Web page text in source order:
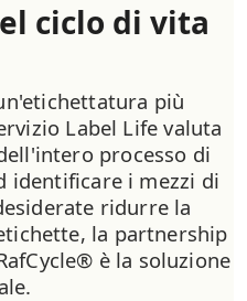
ciclo di vita
più
Label Life valuta
processo di
identificare i mezzi di
ridurre la
la partnership
è la soluzione